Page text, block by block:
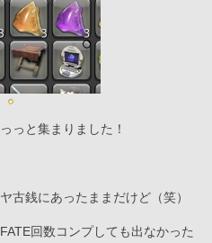
っと集まりました！
古銭にあったままだけど（笑）
回数コンプしても出なかった